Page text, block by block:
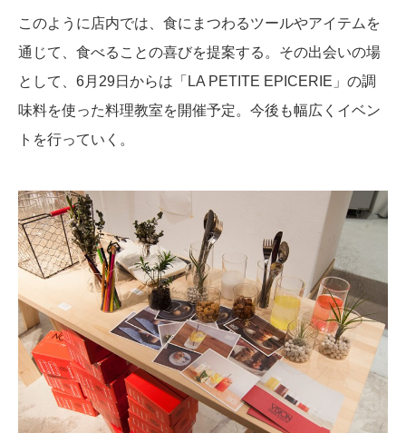
このように店内では、食にまつわるツールやアイテムを
通じて、食べることの喜びを提案する。その出会いの場
として、6月29日からは「LA PETITE EPICERIE」の調
味料を使った料理教室を開催予定。今後も幅広くイベン
トを行っていく。